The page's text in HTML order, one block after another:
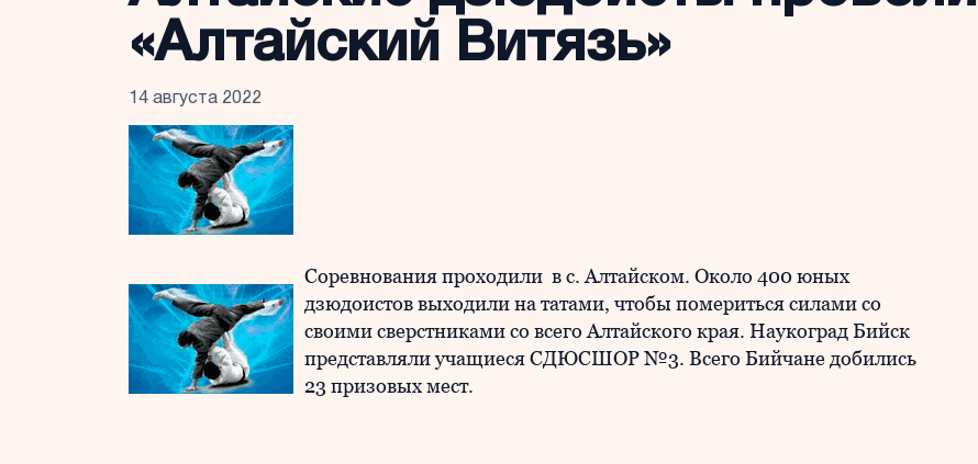
«Алтайский Витязь»
14 августа 2022
Соревнования проходили в с. Алтайском. Около 400 юных
дзюдоистов выходили на татами, чтобы помериться силами со
своими сверстниками со всего Алтайского края. Наукоград Бийск
представляли учащиеся СДЮСШОР №3. Всего Бийчане добились
23 призовых мест.